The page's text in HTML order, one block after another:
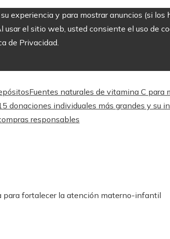
experiencia y para mostrar anuncios (si
el sitio web, usted consiente el uso de
de Privacidad.
Fuentes naturales de vitamina C para
donaciones individuales más grandes y su
responsables
para fortalecer la atención materno-infantil